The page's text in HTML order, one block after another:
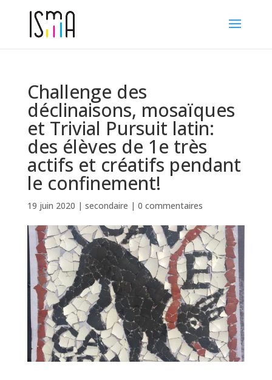
Challenge des
déclinaisons, mosaïques
et Trivial Pursuit latin:
des élèves de 1e très
actifs et créatifs pendant
le confinement!
19 juin 2020 | secondaire | 0 commentaires